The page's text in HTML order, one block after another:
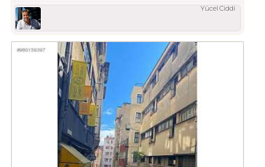
Yücel Ciddi